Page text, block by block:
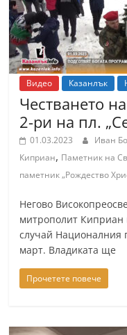
Видео Казанлък
Честването
2-ри на пл.
01.03.2023 Иван
Киприан, Паметник на
паметник „Рождество
Негово
митрополит Киприан
случай Националния
март. Владиката ще
Прочетете повече